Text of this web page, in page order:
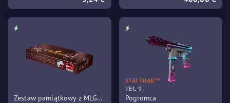
Zestaw pamiątkowy z MLG
STATTRAK™
TEC-9
Pogromca